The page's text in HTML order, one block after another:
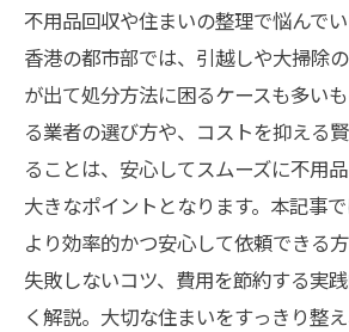
不用品回収や住まいの整理で悩んで
香港の都市部では、引越しや大掃除
が出て処分方法に困るケースも多い
る業者の選び方や、コストを抑える
ることは、安心してスムーズに不用
大きなポイントとなります。本記事
より効率的かつ安心して依頼できる
失敗しないコツ、費用を節約する実
く解説。大切な住まいをすっきり整